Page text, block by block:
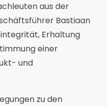
aus der
Bastiaan
Erhaltung
einer
und
zu den